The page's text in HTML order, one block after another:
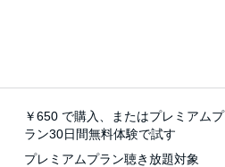
￥650 で購入、またはプレミアムプ
ラン30日間無料体験で試す
プレミアムプラン聴き放題対象